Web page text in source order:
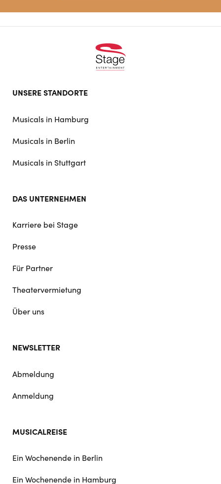
UNSERE STANDORTE
Musicals in Hamburg
Musicals in Berlin
Musicals in Stuttgart
DAS UNTERNEHMEN
Karriere bei Stage
Presse
Für Partner
Theatervermietung
Über uns
NEWSLETTER
Abmeldung
Anmeldung
MUSICALREISE
Ein Wochenende in Berlin
Ein Wochenende in Hamburg